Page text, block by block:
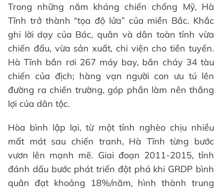
Trong những năm kháng chiến chống Mỹ, Hà
Tĩnh trở thành “tọa độ lửa” của miền Bắc. Khắc
ghi lời dạy của Bác, quân và dân toàn tỉnh vừa
chiến đấu, vừa sản xuất, chi viện cho tiền tuyến.
Hà Tĩnh bắn rơi 267 máy bay, bắn cháy 34 tàu
chiến của địch; hàng vạn người con ưu tú lên
đường ra chiến trường, góp phần làm nên thắng
lợi của dân tộc.
Hòa bình lập lại, từ một tỉnh nghèo chịu nhiều
mất mát sau chiến tranh, Hà Tĩnh từng bước
vươn lên mạnh mẽ. Giai đoạn 2011-2015, tỉnh
đánh dấu bước phát triển đột phá khi GRDP bình
quân đạt khoảng 18%/năm, hình thành trung